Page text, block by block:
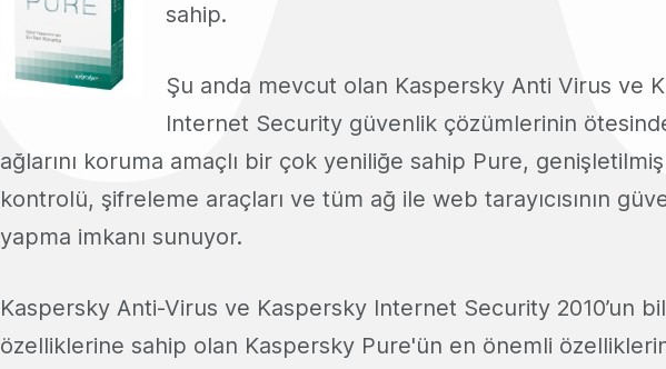
sahip.
Şu anda mevcut olan Kaspersky Anti Virus ve
Internet Security güvenlik çözümlerinin
ağlarını koruma amaçlı bir çok yeniliğe sahip Pure,
kontrolü, şifreleme araçları ve tüm ağ ile web tarayıcısının
yapma imkanı sunuyor.
Kaspersky Anti-Virus ve Kaspersky Internet Security 2010’un
özelliklerine sahip olan Kaspersky Pure'ün en önemli